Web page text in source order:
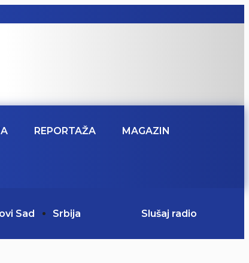
REPORTAŽA MAGAZIN
Sad Srbija Slušaj radio